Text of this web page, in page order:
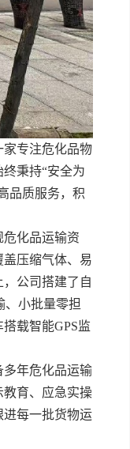
专注危化品物
终秉持“安全为
品质服务，积
化品运输资
压缩气体、易
公司搭建了自
、小批量零担
载智能GPS监
年危化品运输
育、应急实操
每一批货物运